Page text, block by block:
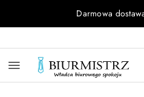
Przejdź do treści
Przejdź do wyszukiwarki
Przejdź do moje konto
Przejdź do menu
Przejdź do stopki
Darmowa